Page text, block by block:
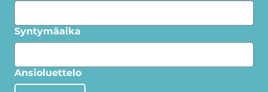
Syntymäaika
Ansioluettelo